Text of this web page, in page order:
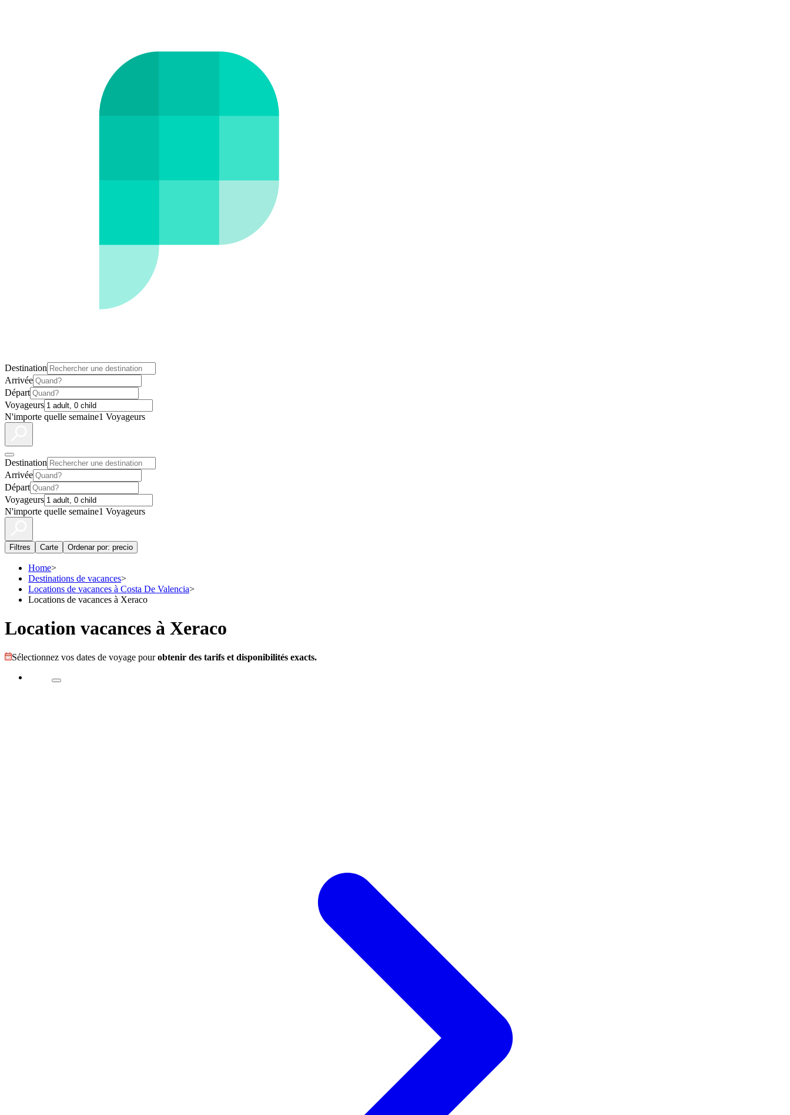
Destination
Arrivée
Départ
Voyageurs
N'importe quelle semaine1 Voyageurs
Destination
Arrivée
Départ
Voyageurs
N'importe quelle semaine1 Voyageurs
Filtres Carte Ordenar por: precio
Home>
Destinations de vacances>
Locations de vacances à Costa De Valencia>
Locations de vacances à Xeraco
Location vacances à Xeraco
Sélectionnez vos dates de voyage pourobtenir des tarifs et disponibilités exacts.